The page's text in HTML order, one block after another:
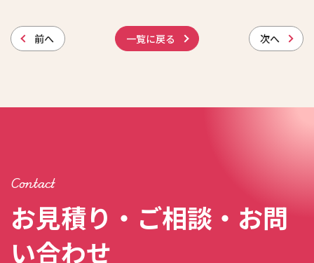
前へ 一覧に戻る 次へ
Contact
お見積り・ご相談・お問
い合わせ